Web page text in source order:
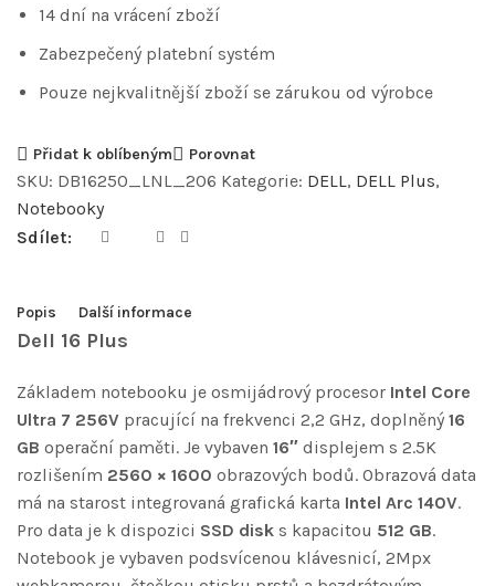
14 dní na vrácení zboží
Zabezpečený platební systém
Pouze nejkvalitnější zboží se zárukou od výrobce
Přidat k oblíbeným Porovnat
SKU: DB16250_LNL_206 Kategorie: DELL , DELL Plus,
Notebooky
Sdílet:
Popis Další informace
Dell 16 Plus
Základem notebooku je osmijádrový procesor Intel Core
Ultra 7 256V pracující na frekvenci 2,2 GHz, doplněný 16
GB operační paměti. Je vybaven 16″ displejem s 2.5K
rozlišením 2560 × 1600 obrazových bodů. Obrazová data
má na starost integrovaná grafická karta Intel Arc 140V.
Pro data je k dispozici SSD disk s kapacitou 512 GB.
Notebook je vybaven podsvícenou klávesnicí, 2Mpx